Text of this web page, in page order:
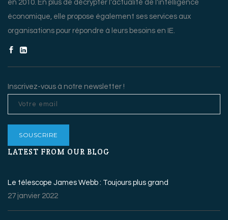
en 2010. En plus de décrypter l'actualité de l'intelligence
économique, elle propose également ses services aux
organisations pour répondre à leurs besoins en IE.
Inscrivez-vous à notre newsletter !
LATEST FROM OUR BLOG
Le télescope James Webb : Toujours plus grand
27 janvier 2022